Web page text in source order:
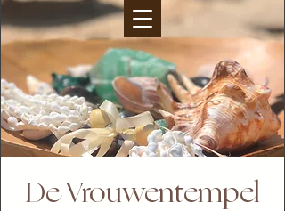
De Vrouwentempel